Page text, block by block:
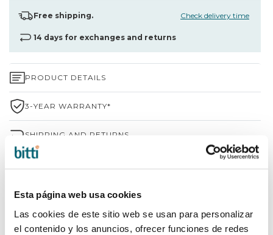
Esta página web usa cookies
Las cookies de este sitio web se usan para personalizar
el contenido y los anuncios, ofrecer funciones de redes
Free shipping. Check delivery time
14 days for exchanges and returns
PRODUCT DETAILS
3-YEAR WARRANTY*
SHIPPING AND RETURNS
BRAND INFORMATION
COMPLETE YOUR PURCHASE